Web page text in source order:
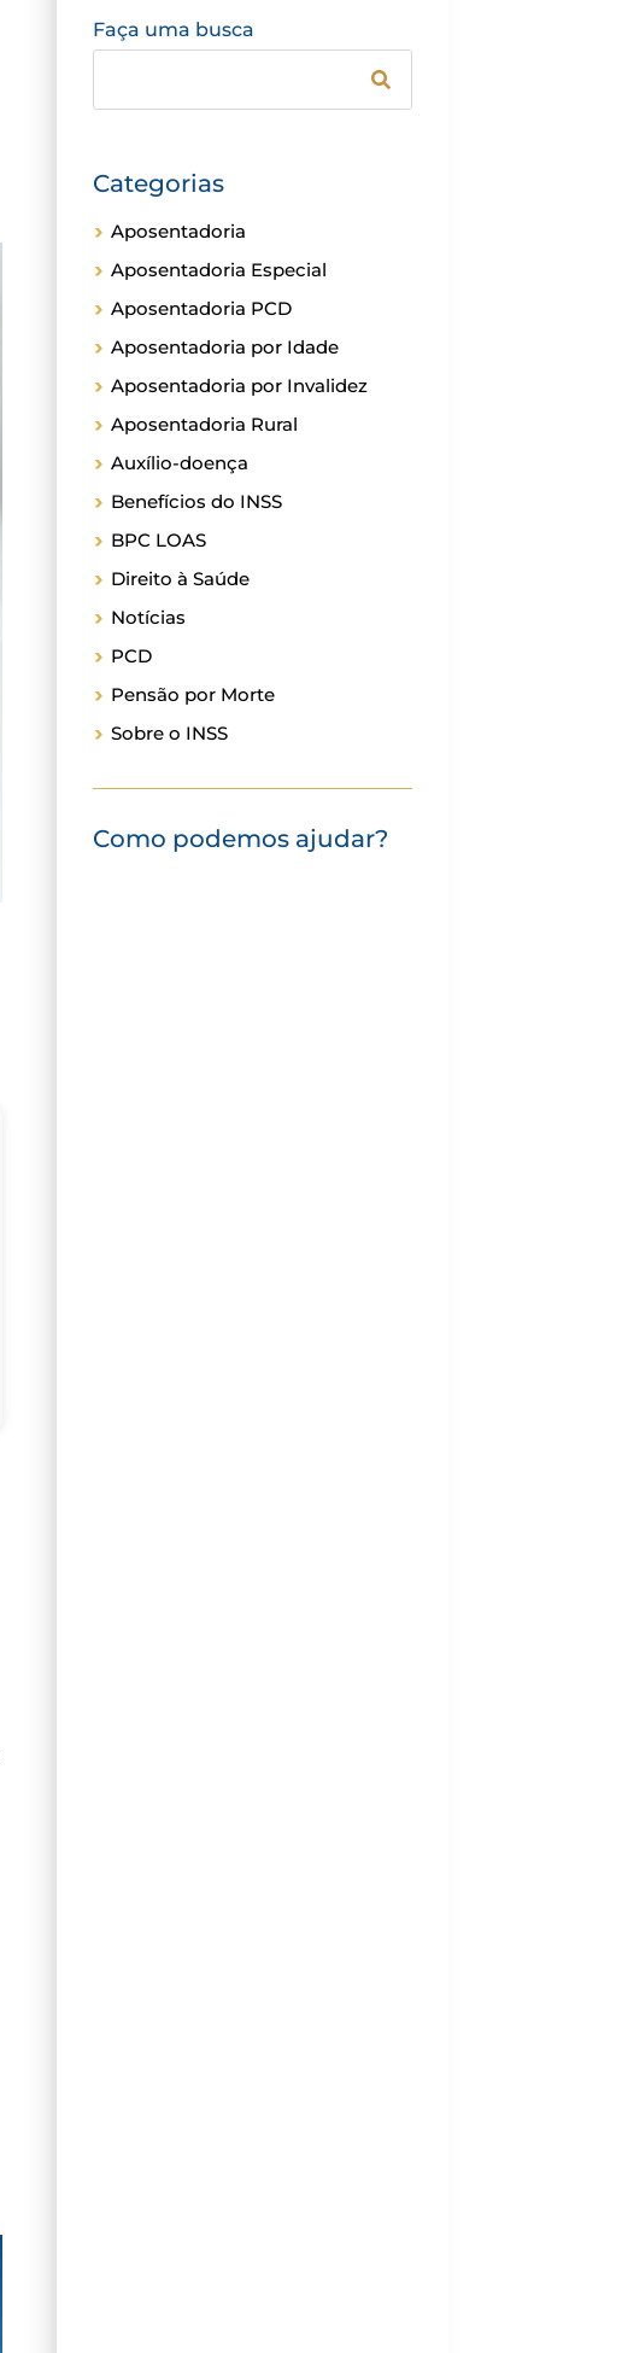
Faça uma busca
Categorias
Aposentadoria
Aposentadoria Especial
Aposentadoria PCD
Aposentadoria por Idade
Aposentadoria por Invalidez
Aposentadoria Rural
Auxílio-doença
Benefícios do INSS
BPC LOAS
Direito à Saúde
Notícias
PCD
Pensão por Morte
Sobre o INSS
Como podemos ajudar?